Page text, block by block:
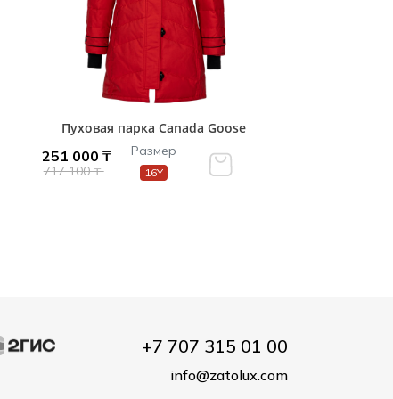
Пуховая парка Canada Goose
251 000 ₸
717 100 ₸
Размер
16Y
+7 707 315 01 00
info@zatolux.com